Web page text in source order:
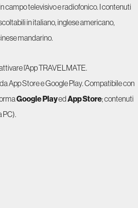
campo televisivo e radiofonico. I contenuti
in italiano, inglese americano,
mandarino.
l’App TRAVELMATE.
App Store e Google Play. Compatibile con
Google PlayedApp Store; contenuti
PC).